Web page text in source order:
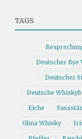
TAGS
Deutscher Rye
Deutscher
Deutsche
Eiche
Glina Whisky